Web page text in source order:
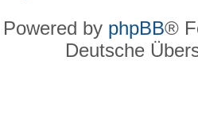
Powered by phpBB®
Deutsche